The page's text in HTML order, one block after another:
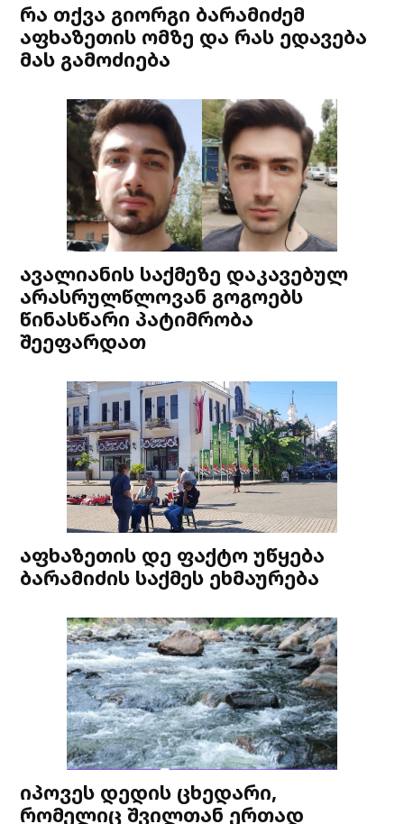
რა თქვა გიორგი ბარამიძემ
აფხაზეთის ომზე და რას ედავება
მას გამოძიება
ავალიანის საქმეზე დაკავებულ
არასრულწლოვან გოგოებს
წინასწარი პატიმრობა
შეეფარდათ
აფხაზეთის დე ფაქტო უწყება
ბარამიძის საქმეს ეხმაურება
იპოვეს დედის ცხედარი,
რომელიც შვილთან ერთად